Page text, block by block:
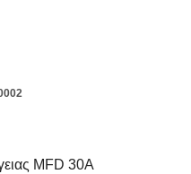
MFD 30A